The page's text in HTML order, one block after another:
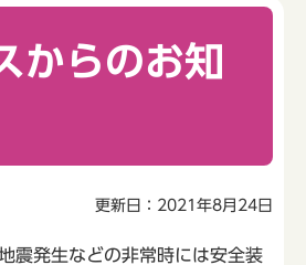
からのお知
更新日：2021年8月24日
震発生などの非常時には安全装